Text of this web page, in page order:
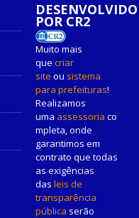
DESENVOLVIDO
POR CR2
Muito mais
que criar
site ou sistema
para prefeituras!
Realizamos
uma assessoria co
mpleta, onde
garantimos em
contrato que todas
as exigências
das leis de
transparência
pública serão